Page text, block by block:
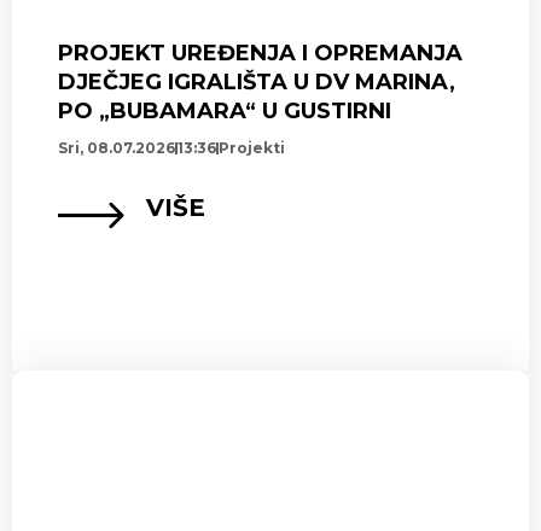
PROJEKT UREĐENJA I OPREMANJA
DJEČJEG IGRALIŠTA U DV MARINA,
PO „BUBAMARA“ U GUSTIRNI
Sri, 08.07.202613:36 Projekti
VIŠE